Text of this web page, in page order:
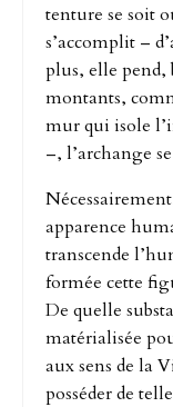
tenture se soit
s’accomplit –
plus, elle pend,
montants,
mur qui isole
–, l’archange
apparence
transcende
formée cette
De quelle
matérialisée
aux sens de la
posséder de